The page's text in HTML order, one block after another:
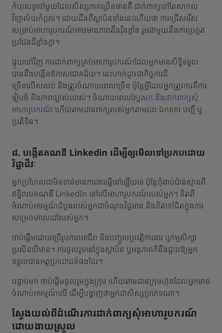
កំហុសទូទៅមួយដែលសិស្សភាគច្រើនមានគឺ ដាក់ពាក្យទៅតែសាកល
វិទ្យាល័យកំពូល។ ដោយដឹងពីស្ថាប័នទាំងនេះហើយថា ការជ្រើសរើស
សម្រាប់អាហារូបករណ៍អាចមានភាពតឹងរ៉ឹងខ្លាំង រួមជាមួយនឹងការប្រកួត
ប្រជែងដ៏ខ្លាំងក្លា។
ផ្ទុយទៅវិញ ការដាក់ពាក្យគ្រប់អាហារូបករណ៍ដែលអ្នកមានសិទ្ធិទទួល
បាននឹងបង្កើនឱកាសជោគជ័យ។ នេះហាក់ដូចជាកិច្ចការដ៏
ច្រើនលើសលប់ និងត្រូវចំណាយពេលច្រើន ប៉ុន្តែអ្វីដែលអ្នកត្រូវការគឺការ
រៀបចំ និងភាពច្បាស់លាស់។ ចំណាយពេលស្វែងរក និងដាក់ពាក្យសុំ
អាហារូបករណ៍ ហើយតាមដានពាក្យរបស់អ្នកតាមរយៈឯកសារ បញ្ជី ឬ
ប្រតិទិន។
៨. បង្កើតគណនី Linkedin ដើម្បីឲ្យមើលទៅប្រកបដោយ
វិជ្ជាជីវៈ
អ្នកប្រហែលជាមិនទាន់មានការងារធ្វើនៅឡើយទេ ប៉ុន្តែកុំឆាប់ប៉ាន់ស្មានពី
ឥទ្ធិពលគណនី LinkedIn ទៅលើអាហារូបករណ៍របស់អ្នក។ គិតពី
ចំណាប់អារម្មណ៍ដំបូងរបស់អ្នកជាចំណុចវិជ្ជមាន និងខិតទៅជិតក្នុងការ
សម្រេចគោលដៅរបស់អ្នក។
ចាប់ផ្តើមដោយប្រើរូបភាពអាជីព និងបញ្ចូលប្រវត្តិការងារ ឬកម្មសិក្សា
ប្រសិនបើមាន។ ការចូលរួមនៅក្នុងស្ថាប័ន ឬអង្គភាពក៏នឹងជួយឱ្យអ្នក
ទទួលបានអត្ថប្រយោជន៍ផងដែរ។
បន្ទាប់មក ចាប់ផ្តើមចូលរួមក្នុងក្រុម ហើយតាមដានក្រុមហ៊ុនដែលអ្នកមាន
ចំណាប់អារម្មណ៍លើ ដើម្បីបង្ហាញថាអ្នកជាសិស្សប្រភេទណា។
ស្វែងយល់ពីដំណើរការដាក់ពាក្យសុំអាហារូបករណ៍
ដោយងាយស្រួល